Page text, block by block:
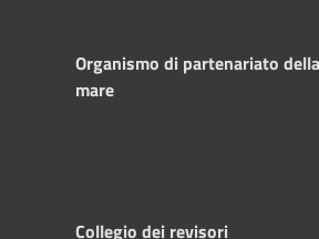
Organismo di partenariato
mare
Collegio dei revisori